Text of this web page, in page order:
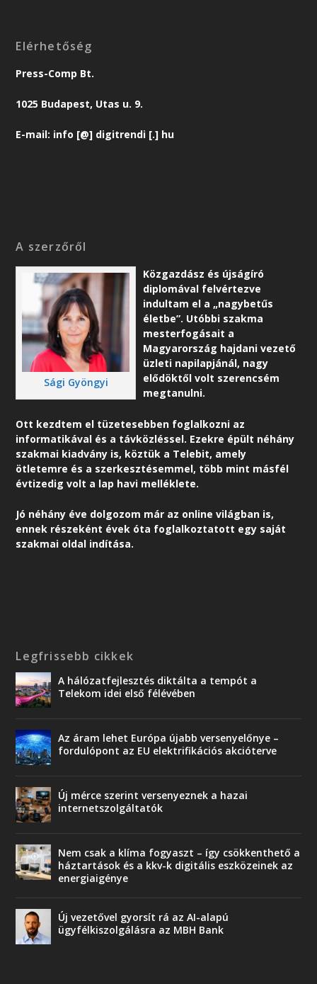
Elérhetőség
Press-Comp Bt.
1025 Budapest, Utas u. 9.
E-mail: info [@] digitrendi [.] hu
A szerzőről
Sági Gyöngyi
Közgazdász és újságíró
diplomával felvértezve
indultam el a „nagybetűs
életbe”. Utóbbi szakma
mesterfogásait a
Magyarország hajdani vezető
üzleti napilapjánál, nagy
elődöktől volt szerencsém
megtanulni.
Ott kezdtem el tüzetesebben foglalkozni az
informatikával és a távközléssel. Ezekre épült néhány
szakmai kiadvány is, köztük a Telebit, amely
ötletemre és a szerkesztésemmel, több mint másfél
évtizedig volt a lap havi melléklete.
Jó néhány éve dolgozom már az online világban is,
ennek részeként évek óta foglalkoztatott egy saját
szakmai oldal indítása.
Legfrissebb cikkek
A hálózatfejlesztés diktálta a tempót a
Telekom idei első félévében
Az áram lehet Európa újabb versenyelőnye –
fordulópont az EU elektrifikációs akcióterve
Új mérce szerint versenyeznek a hazai
internetszolgáltatók
Nem csak a klíma fogyaszt – így csökkenthető a
háztartások és a kkv-k digitális eszközeinek az
energiaigénye
Új vezetővel gyorsít rá az AI-alapú
ügyfélkiszolgálásra az MBH Bank